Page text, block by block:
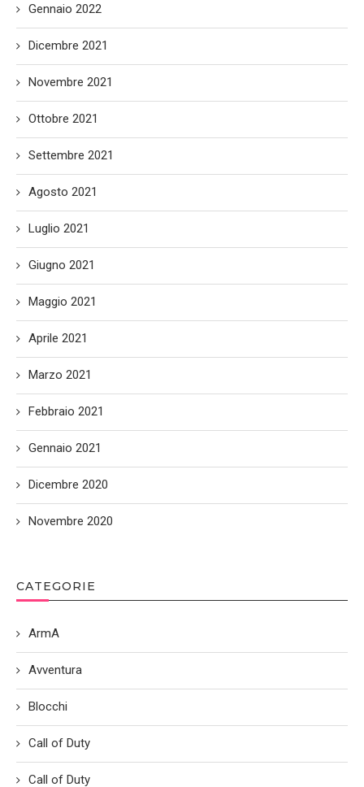
Gennaio 2022
Dicembre 2021
Novembre 2021
Ottobre 2021
Settembre 2021
Agosto 2021
Luglio 2021
Giugno 2021
Maggio 2021
Aprile 2021
Marzo 2021
Febbraio 2021
Gennaio 2021
Dicembre 2020
Novembre 2020
CATEGORIE
ArmA
Avventura
Blocchi
Call of Duty
Call of Duty